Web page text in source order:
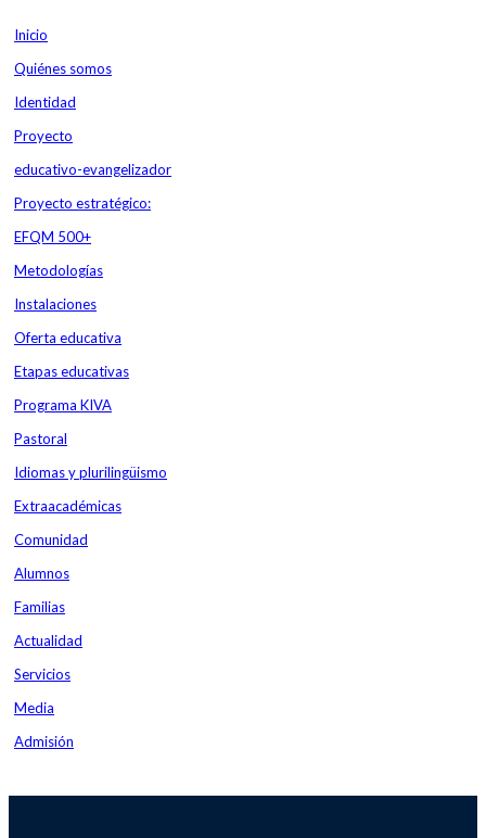
Inicio
Quiénes somos
Identidad
Proyecto
educativo-evangelizador
Proyecto estratégico:
EFQM 500+
Metodologías
Instalaciones
Oferta educativa
Etapas educativas
Programa KIVA
Pastoral
Idiomas y plurilingüismo
Extraacadémicas
Comunidad
Alumnos
Familias
Actualidad
Servicios
Media
Admisión